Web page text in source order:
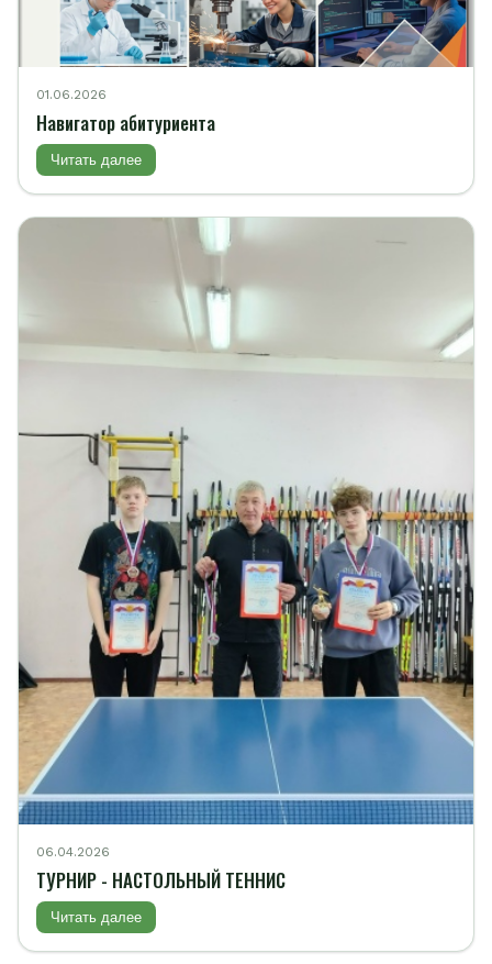
01.06.2026
Навигатор абитуриента
Читать далее
06.04.2026
ТУРНИР - НАСТОЛЬНЫЙ ТЕННИС
Читать далее